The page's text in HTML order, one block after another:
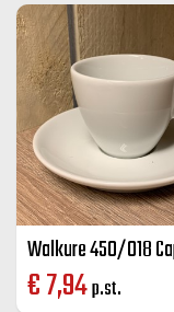
€7,94p.st.